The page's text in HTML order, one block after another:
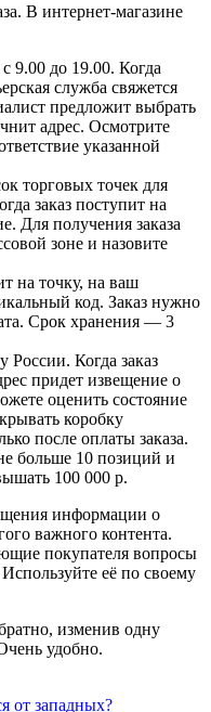
В интернет-магазине
с 9.00 до 19.00. Когда
служба свяжется
предложит выбрать
адрес. Осмотрите
указанной
торговых точек для
заказ поступит на
Для получения заказа
зоне и назовите
на точку, на ваш
код. Заказ нужно
Срок хранения — 3
России. Когда заказ
придет извещение о
оценить состояние
коробку
после оплаты заказа.
больше 10 позиций и
100 000 р.
информации о
важного контента.
покупателя вопросы
её по своему
изменив одну
удобно.